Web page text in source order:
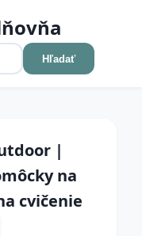
Hľadať
|
na
cvičenie